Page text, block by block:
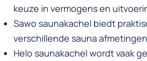
keuze in vermogens en
Sawo saunakachel biedt
verschillende sauna
Helo saunakachel wordt vaak